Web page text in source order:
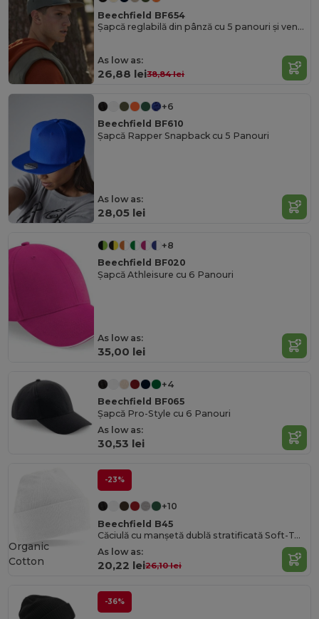
Beechfield BF654
Șapcă reglabilă din pânză cu 5 panouri și ventilație
As low as:
26,88 lei38,84 lei
+6
Beechfield BF610
Șapcă Rapper Snapback cu 5 Panouri
As low as:
28,05 lei
+8
Beechfield BF020
Șapcă Athleisure cu 6 Panouri
As low as:
35,00 lei
+4
Beechfield BF065
Șapcă Pro-Style cu 6 Panouri
As low as:
30,53 lei
-23%
+10
Beechfield B45
Căciulă cu manșetă dublă stratificată Soft-Touch
As low as:
20,22 lei26,10 lei
Organic
Cotton
-36%